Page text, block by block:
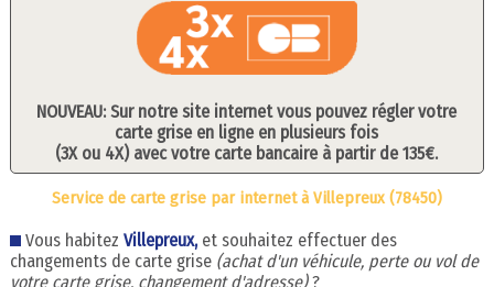
NOUVEAU: Sur notre site internet vous pouvez régler votre
carte grise en ligne en plusieurs fois
(3X ou 4X) avec votre carte bancaire à partir de 135€.
Service de carte grise par internet à Villepreux (78450)
Vous habitez Villepreux, et souhaitez effectuer des
changements de carte grise (achat d'un véhicule, perte ou vol de
votre carte grise, changement d'adresse)?